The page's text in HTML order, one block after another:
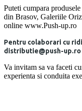
Puteti cumpara
din Brasov, Galeriile
online www.Push-up.ro
Pentru colaborari cu
distributie@push-up.ro
Va invitam sa va faceti
experienta si conduita